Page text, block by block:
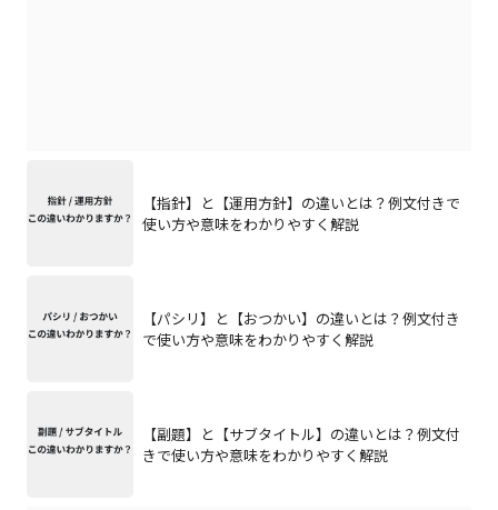
【指針】と【運用方針】の違いとは？例文付きで
使い方や意味をわかりやすく解説
【パシリ】と【おつかい】の違いとは？例文付き
で使い方や意味をわかりやすく解説
【副題】と【サブタイトル】の違いとは？例文付
きで使い方や意味をわかりやすく解説